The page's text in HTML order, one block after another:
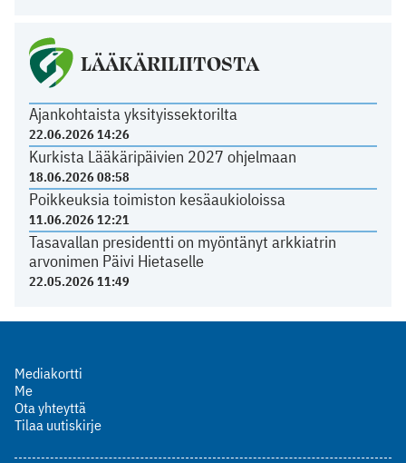
LÄÄKÄRILIITOSTA
Ajankohtaista yksityissektorilta
22.06.2026 14:26
Kurkista Lääkäripäivien 2027 ohjelmaan
18.06.2026 08:58
Poikkeuksia toimiston kesäaukioloissa
11.06.2026 12:21
Tasavallan presidentti on myöntänyt arkkiatrin
arvonimen Päivi Hietaselle
22.05.2026 11:49
Mediakortti
Me
Ota yhteyttä
Tilaa uutiskirje